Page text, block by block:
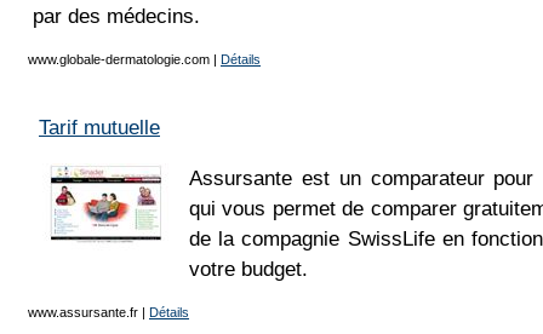
par des médecins.
www.globale-dermatologie.com | Détails
Tarif mutuelle
Assursante est un comparateur
qui vous permet de comparer
de la compagnie SwissLife en
votre budget.
www.assursante.fr | Détails